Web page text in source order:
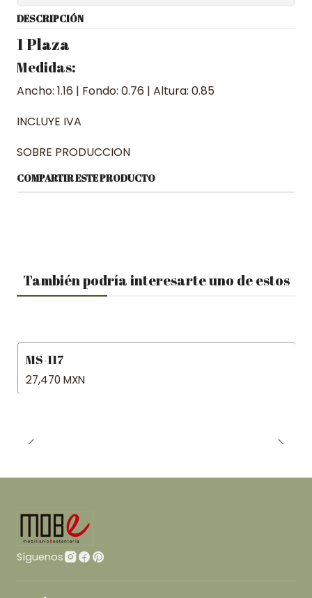
DESCRIPCIÓN
1 Plaza
Medidas:
Ancho: 1.16 | Fondo: 0.76 | Altura: 0.85
INCLUYE IVA
SOBRE PRODUCCION
COMPARTIR ESTE PRODUCTO
También podría interesarte uno de estos
MS-117
27,470 MXN
Síguenos